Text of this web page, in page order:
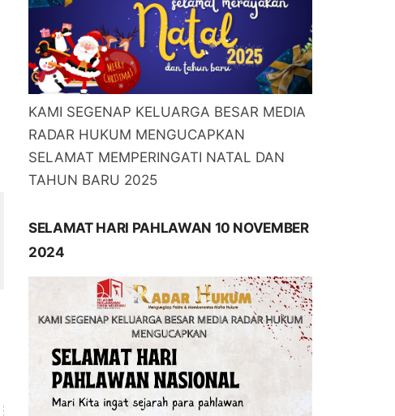
KAMI SEGENAP KELUARGA BESAR MEDIA
RADAR HUKUM MENGUCAPKAN
SELAMAT MEMPERINGATI NATAL DAN
TAHUN BARU 2025
SELAMAT HARI PAHLAWAN 10 NOVEMBER
2024